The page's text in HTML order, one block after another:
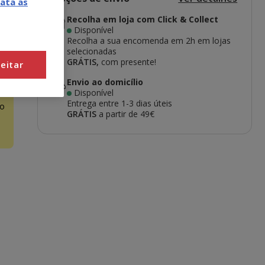
Recolha em loja com Click & Collect
Disponível
Recolha a sua encomenda em 2h em lojas
selecionadas
GRÁTIS, com presente!
Envio ao domicílio
Disponível
Entrega entre 1-3 dias úteis
GRÁTIS a partir de 49€